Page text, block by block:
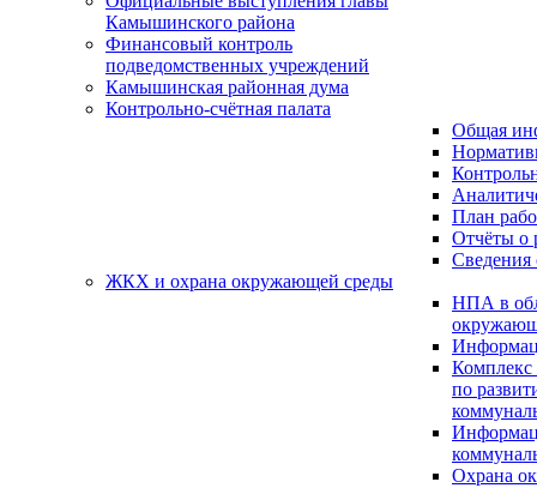
Камышинского района
Финансовый контроль
подведомственных учреждений
Камышинская районная дума
Контрольно-счётная палата
Общая
План
Отчёты о
Сведения
ЖКХ и охрана окружающей среды
НПА в
Комплекс
по
Охрана